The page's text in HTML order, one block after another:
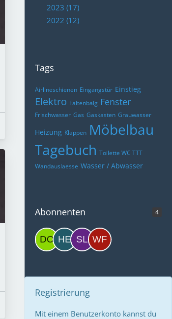
2023 (17)
2022 (12)
Tags
Airlineschienen Eingangstür Einstieg
Elektro Faltenbalg Fenster
Frischwasser Gas Gaskasten Grauwasser
Heizung Klappen Möbelbau
Tagebuch Toilette WC TTT
Wandauslaesse Wasser / Abwasser
Abonnenten 4
Registrierung
Mit einem Benutzerkonto kannst du